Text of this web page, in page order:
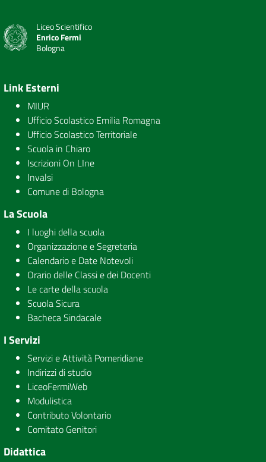
Liceo Scientifico
Enrico Fermi
Bologna
Link Esterni
MIUR
Ufficio Scolastico Emilia Romagna
Ufficio Scolastico Territoriale
Scuola in Chiaro
Iscrizioni On LIne
Invalsi
Comune di Bologna
La Scuola
I luoghi della scuola
Organizzazione e Segreteria
Calendario e Date Notevoli
Orario delle Classi e dei Docenti
Le carte della scuola
Scuola Sicura
Bacheca Sindacale
I Servizi
Servizi e Attività Pomeridiane
Indirizzi di studio
LiceoFermiWeb
Modulistica
Contributo Volontario
Comitato Genitori
Didattica